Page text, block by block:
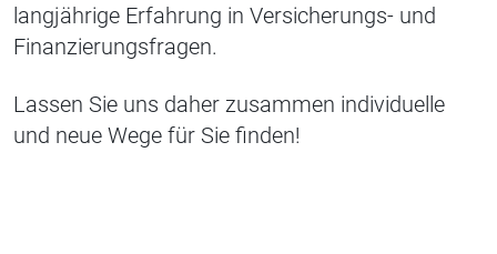
langjährige Erfahrung in Versicherungs- und
Finanzierungsfragen.
Lassen Sie uns daher zusammen individuelle
und neue Wege für Sie finden!